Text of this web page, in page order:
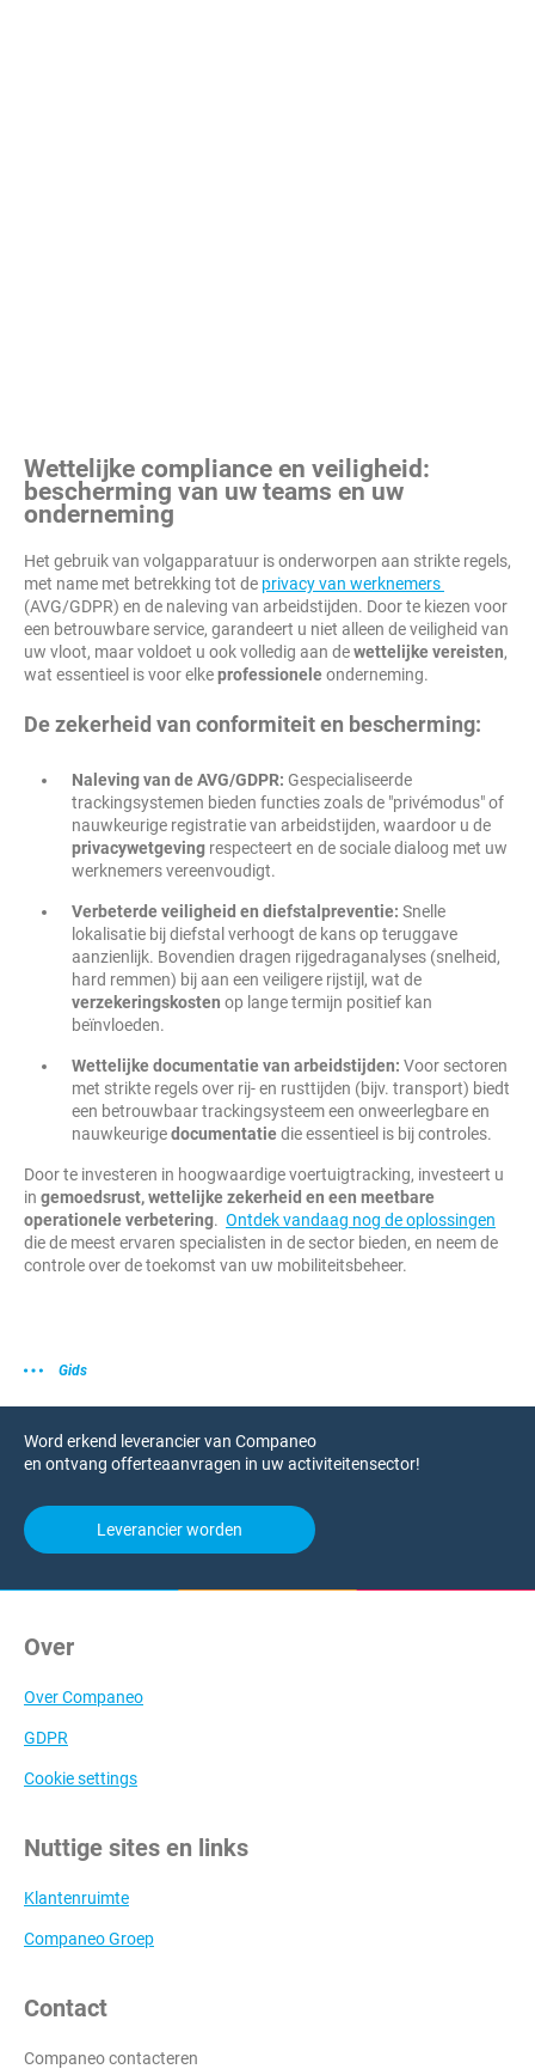
Wettelijke compliance en veiligheid:
bescherming van uw teams en uw
onderneming
Het gebruik van volgapparatuur is onderworpen aan strikte regels,
met name met betrekking tot de privacy van werknemers
(AVG/GDPR) en de naleving van arbeidstijden. Door te kiezen voor
een betrouwbare service, garandeert u niet alleen de veiligheid van
uw vloot, maar voldoet u ook volledig aan dewettelijke vereisten,
wat essentieel is voor elkeprofessioneleonderneming.
De zekerheid van conformiteit en bescherming:
Naleving van de AVG/GDPR: Gespecialiseerde
trackingsystemen bieden functies zoals de "privémodus" of
nauwkeurige registratie van arbeidstijden, waardoor u de
privacywetgeving respecteert en de sociale dialoog met uw
werknemers vereenvoudigt.
Verbeterde veiligheid en diefstalpreventie: Snelle
lokalisatie bij diefstal verhoogt de kans op teruggave
aanzienlijk. Bovendien dragen rijgedraganalyses (snelheid,
hard remmen) bij aan een veiligere rijstijl, wat de
verzekeringskosten op lange termijn positief kan
beïnvloeden.
Wettelijke documentatie van arbeidstijden: Voor sectoren
met strikte regels over rij- en rusttijden (bijv. transport) biedt
een betrouwbaar trackingsysteem een onweerlegbare en
nauwkeurigedocumentatiedie essentieel is bij controles.
Door te investeren in hoogwaardige voertuigtracking, investeert u
in gemoedsrust, wettelijke zekerheid en een meetbare
operationele verbetering. Ontdek vandaag nog de oplossingen
die de meest ervaren specialisten in de sector bieden, en neem de
controle over de toekomst van uw mobiliteitsbeheer.
Gids
Word erkend leverancier van Companeo
en ontvang offerteaanvragen in uw activiteitensector!
Leverancier worden
Over
Over Companeo
GDPR
Cookie settings
Nuttige sites en links
Klantenruimte
Companeo Groep
Contact
Companeo contacteren